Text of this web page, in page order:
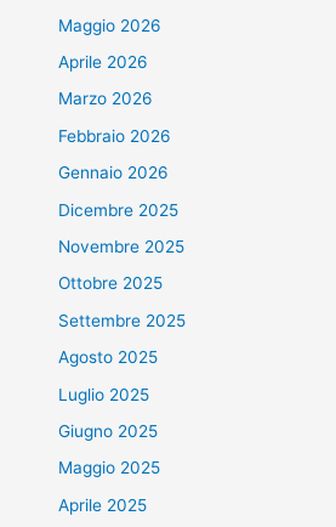
Maggio 2026
Aprile 2026
Marzo 2026
Febbraio 2026
Gennaio 2026
Dicembre 2025
Novembre 2025
Ottobre 2025
Settembre 2025
Agosto 2025
Luglio 2025
Giugno 2025
Maggio 2025
Aprile 2025